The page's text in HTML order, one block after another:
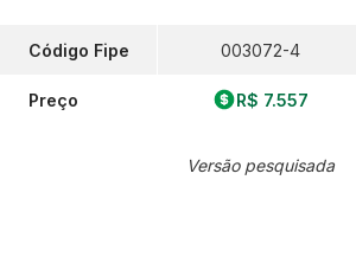
Código Fipe
Preço
003072-4
R$ 7.557
Versão pesquisada